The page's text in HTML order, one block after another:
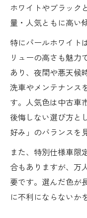
ホワイトやブラック
量・人気ともに高い
特にパールホワイト
リューの高さも魅力
あり、夜間や悪天候
洗車やメンテナンス
す。人気色は中古車
後悔しない選び方と
好み」のバランスを
また、特別仕様車限
合もありますが、万
要です。選んだ色が
に不利にならないか